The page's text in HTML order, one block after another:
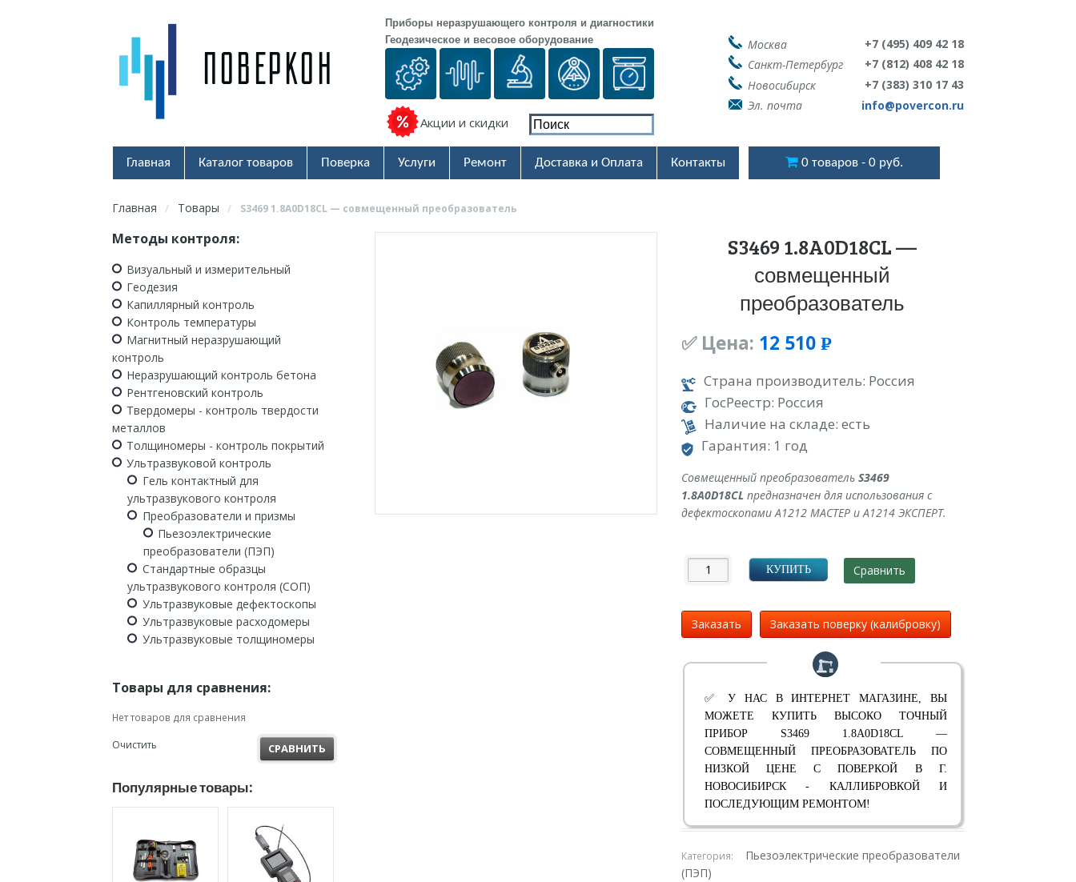
Приборы неразрушающего контроля и диагностики
Геодезическое и весовое оборудование
Акции и скидки
Москва
+7 (495) 409 42 18
Санкт-Петербург
+7 (812) 408 42 18
Новосибирск
+7 (383) 310 17 43
Эл. почта
info@povercon.ru
Главная Каталог товаров Поверка Услуги Ремонт Доставка и Оплата Контакты 0 товаров 0 руб.
Главная / Товары / S3469 1.8A0D18CL — совмещенный преобразователь
S3469 1.8A0D18CL —
совмещенный
преобразователь
✅ Цена: 12 510 Р
УБ.
Страна производитель: Россия
ГосРеестр: Россия
Наличие на складе: есть
Гарантия: 1 год
Совмещенный преобразователь S3469
1.8A0D18CLпредназначен для использования с
дефектоскопами А1212 МАСТЕР и А1214 ЭКСПЕРТ.
КУПИТЬ Сравнить
Заказать Заказать поверку (калибровку)
✅ У НАС В ИНТЕРНЕТ МАГАЗИНЕ, ВЫ
МОЖЕТЕ КУПИТЬ ВЫСОКО ТОЧНЫЙ
ПРИБОР S3469 1.8A0D18CL —
СОВМЕЩЕННЫЙ ПРЕОБРАЗОВАТЕЛЬ ПО
НИЗКОЙ ЦЕНЕ С ПОВЕРКОЙ В Г.
НОВОСИБИРСК - КАЛЛИБРОВКОЙ И
ПОСЛЕДУЮЩИМ РЕМОНТОМ!
Категория:
Пьезоэлектрические преобразователи
(ПЭП)
Методы контроля:
Визуальный и измерительный
Геодезия
Капиллярный контроль
Контроль температуры
Магнитный неразрушающий
контроль
Неразрушающий контроль бетона
Рентгеновский контроль
Твердомеры - контроль твердости
металлов
Толщиномеры - контроль покрытий
Ультразвуковой контроль
Гель контактный для
ультразвукового контроля
Преобразователи и призмы
Пьезоэлектрические
преобразователи (ПЭП)
Стандартные образцы
ультразвукового контроля (СОП)
Ультразвуковые дефектоскопы
Ультразвуковые расходомеры
Ультразвуковые толщиномеры
Товары для сравнения:
Нет товаров для сравнения
Очистить
СРАВНИТЬ
Популярные товары: